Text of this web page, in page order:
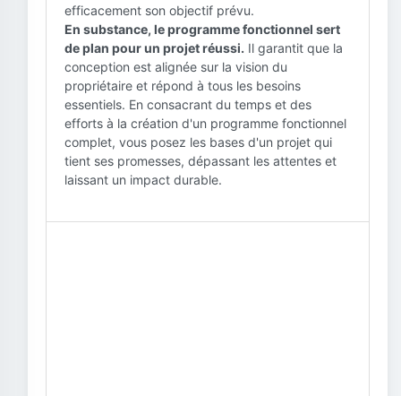
efficacement son objectif prévu.
En substance, le programme fonctionnel sert
de plan pour un projet réussi. Il garantit que la
conception est alignée sur la vision du
propriétaire et répond à tous les besoins
essentiels. En consacrant du temps et des
efforts à la création d'un programme fonctionnel
complet, vous posez les bases d'un projet qui
tient ses promesses, dépassant les attentes et
laissant un impact durable.